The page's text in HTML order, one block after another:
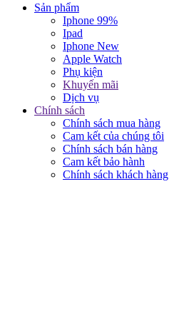
Sản phẩm
Iphone 99%
Ipad
Iphone New
Apple Watch
Phụ kiện
Khuyến mãi
Dịch vụ
Chính sách
Chính sách mua hàng
Cam kết của chúng tôi
Chính sách bán hàng
Cam kết bảo hành
Chính sách khách hàng